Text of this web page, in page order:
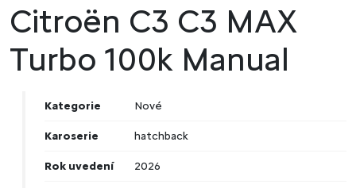
Citroën C3 C3 MAX
Turbo 100k Manual
Kategorie Nové
Karoserie hatchback
Rok uvedení 2026